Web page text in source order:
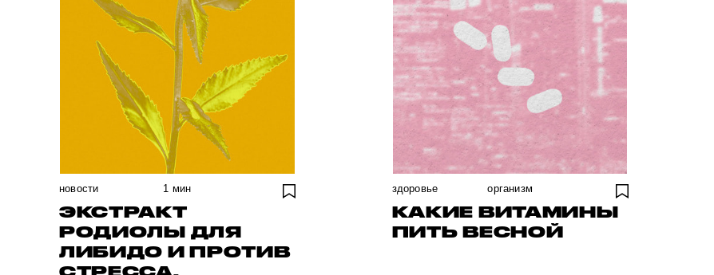
новости 1 мин
ЭКСТРАКТ
РОДИОЛЫ ДЛЯ
ЛИБИДО И ПРОТИВ
здоровье организм
КАКИЕ ВИТАМИНЫ
ПИТЬ ВЕСНОЙ